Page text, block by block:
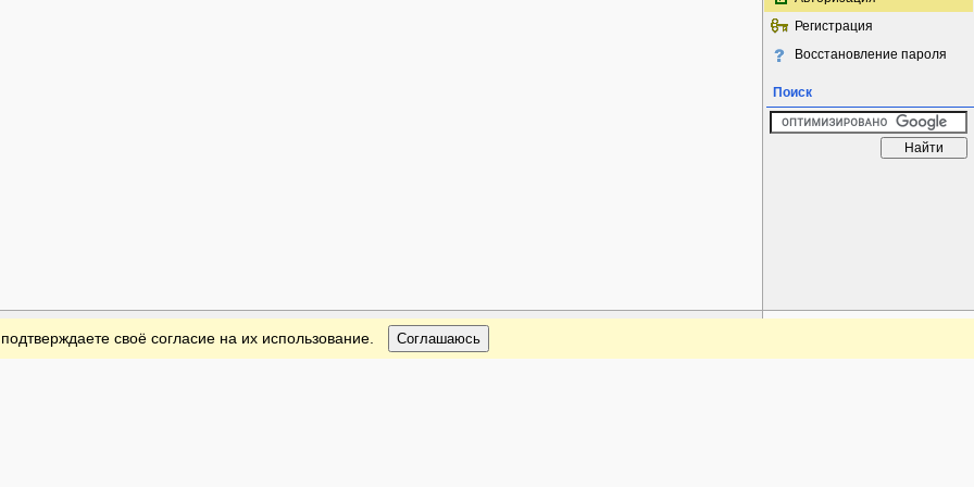
Регистрация
Восстановление пароля
Поиск
своё согласие на их использование. Соглашаюсь